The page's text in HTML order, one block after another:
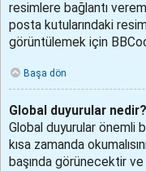
resimlere bağlantı
posta kutularındaki
görüntülemek için
Başa dön
Global duyurular nedir?
Global duyurular önemli
kısa zamanda
başında görünecektir ve